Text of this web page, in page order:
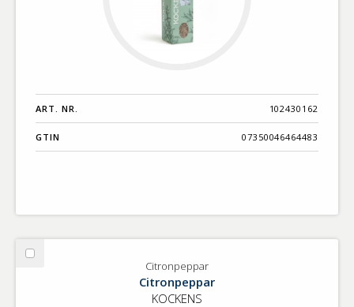
ART. NR. 102430162
GTIN 07350046464483
Välj
Citronpeppar
Citronpeppar
KOCKENS